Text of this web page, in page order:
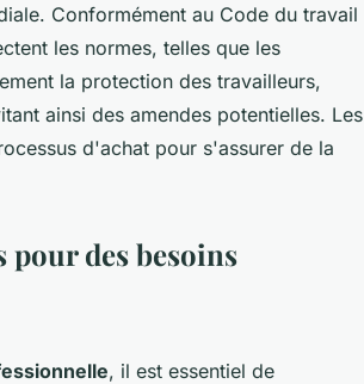
Conformément au Code du travail
les normes, telles que les
la protection des travailleurs,
ainsi des amendes potentielles. Les
d'achat pour s'assurer de la
pour des besoins
, il est essentiel de